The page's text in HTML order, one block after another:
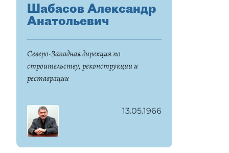
Шабасов Александр
Анатольевич
Северо-Западная дирекция по
строительству, реконструкции и
реставрации
13.05.1966